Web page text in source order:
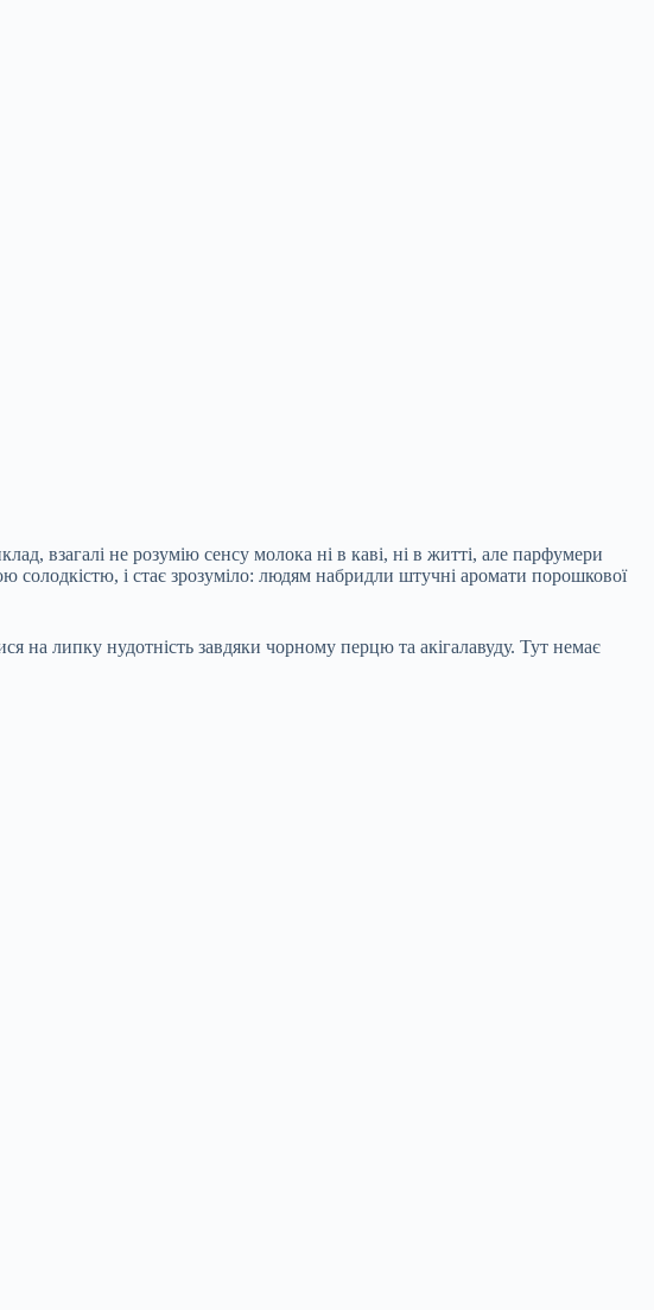
взагалі не розумію сенсу молока ні в каві, ні в житті, але парфумери
солодкістю, і стає зрозуміло: людям набридли штучні аромати порошкової
липку нудотність завдяки чорному перцю та акігалавуду. Тут немає